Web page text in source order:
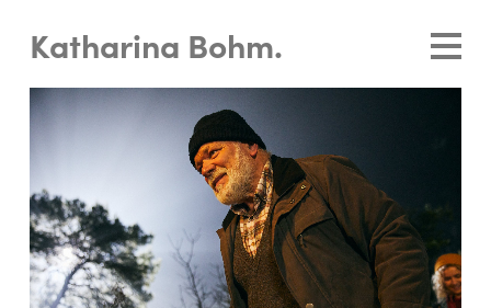
Katharina Bohm.